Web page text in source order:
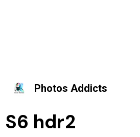
Photos Addicts
S6 hdr2